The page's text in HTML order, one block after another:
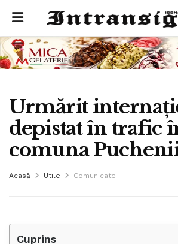
Urmărit
depistat în trafic
comuna
Acasă Utile Comunicate
Cuprins